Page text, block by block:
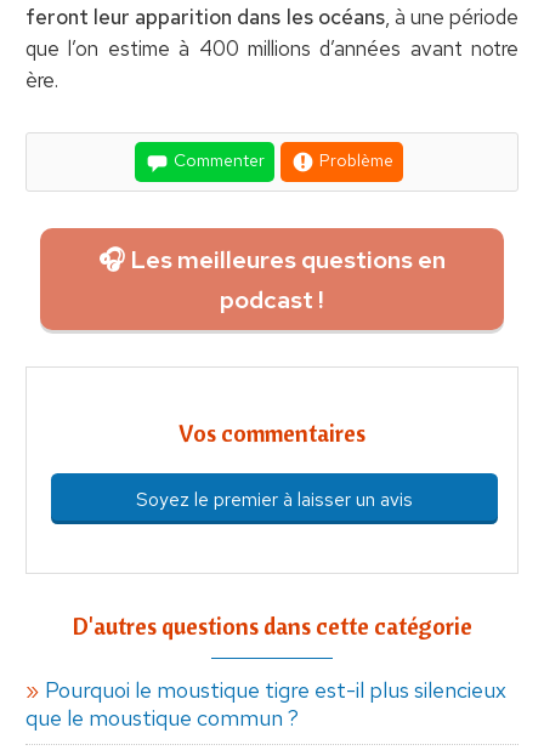
feront leur apparition dans les océans, à une période
que l’on estime à 400 millions d’années avant notre
ère.
Commenter Problème
🎧 Les meilleures questions en
podcast !
Vos commentaires
Soyez le premier à laisser un avis
D'autres questions dans cette catégorie
Pourquoi le moustique tigre est-il plus silencieux
que le moustique commun ?